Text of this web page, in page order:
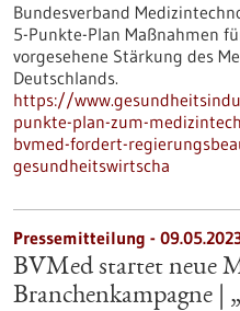
Bundesverband
5-Punkte-Plan Maßnahmen
vorgesehene Stärkung des
Deutschlands.
https://
punkte-plan-zum-
bvmed-fordert-
gesundheitswirtscha
Pressemitteilung -
BVMed startet neue
Branchenkampagne |